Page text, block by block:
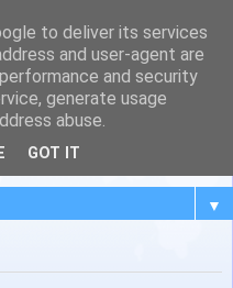
PUENTE
▼
to deliver its services
and user-agent are
and security
generate usage
abuse.
GOT IT